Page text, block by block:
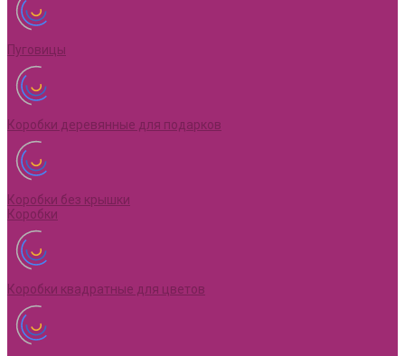
Пуговицы
Коробки деревянные для подарков
Коробки без крышки
Коробки
Коробки квадратные для цветов